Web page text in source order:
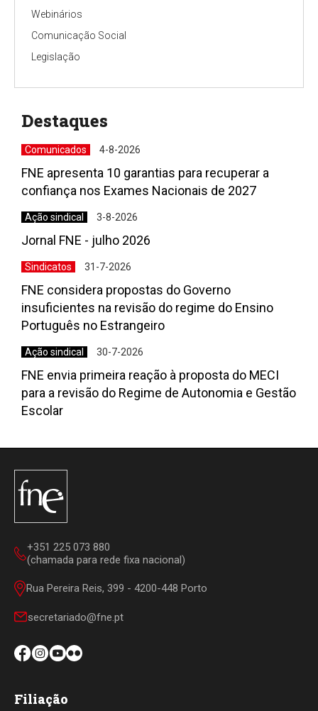
Webinários
Comunicação Social
Legislação
Destaques
Comunicados 4-8-2026
FNE apresenta 10 garantias para recuperar a
confiança nos Exames Nacionais de 2027
Ação sindical 3-8-2026
Jornal FNE - julho 2026
Sindicatos 31-7-2026
FNE considera propostas do Governo
insuficientes na revisão do regime do Ensino
Português no Estrangeiro
Ação sindical 30-7-2026
FNE envia primeira reação à proposta do MECI
para a revisão do Regime de Autonomia e Gestão
Escolar
+351 225 073 880
(chamada para rede fixa nacional)
Rua Pereira Reis, 399 - 4200-448 Porto
secretariado@fne.pt
Filiação